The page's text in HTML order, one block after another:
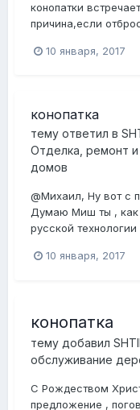
конопатки
причина,если
10 января, 2017
конопатка
тему ответил в
Отделка, ремонт
домов
@Михаил, Ну вот с
Думаю Миш ты , как
русской
10 января, 2017
конопатка
тему добавил
обслуживание
С Рождеством
предложение ,